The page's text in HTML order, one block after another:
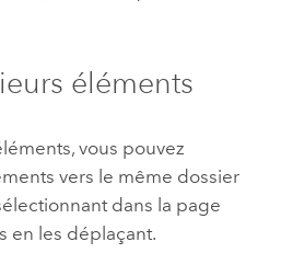
éléments
vous pouvez
vers le même dossier
dans la page
en les déplaçant.